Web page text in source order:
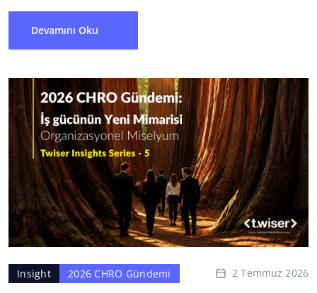
Devamını Oku
Insight 2026 CHRO Gündemi 2 Temmuz 2026